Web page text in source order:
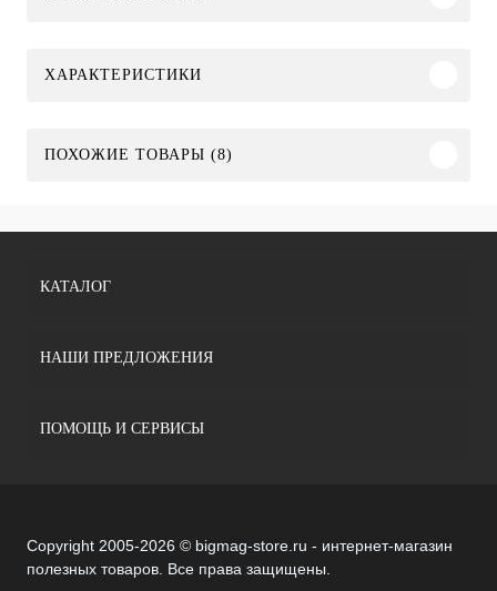
ХАРАКТЕРИСТИКИ
ПОХОЖИЕ ТОВАРЫ (8)
КАТАЛОГ
НАШИ ПРЕДЛОЖЕНИЯ
ПОМОЩЬ И СЕРВИСЫ
Copyright 2005-2026 © bigmag-store.ru - интернет-магазин
полезных товаров. Все права защищены.